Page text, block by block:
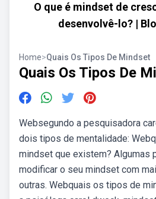
O que é mindset de
desenvolvê-lo? |
Home>Quais Os Tipos De Mindset
Quais Os Tipos De
Websegundo a pesquisadora
dois tipos de mentalidade:
mindset que existem? Algumas
modificar o seu mindset com
outras. Webquais os tipos de